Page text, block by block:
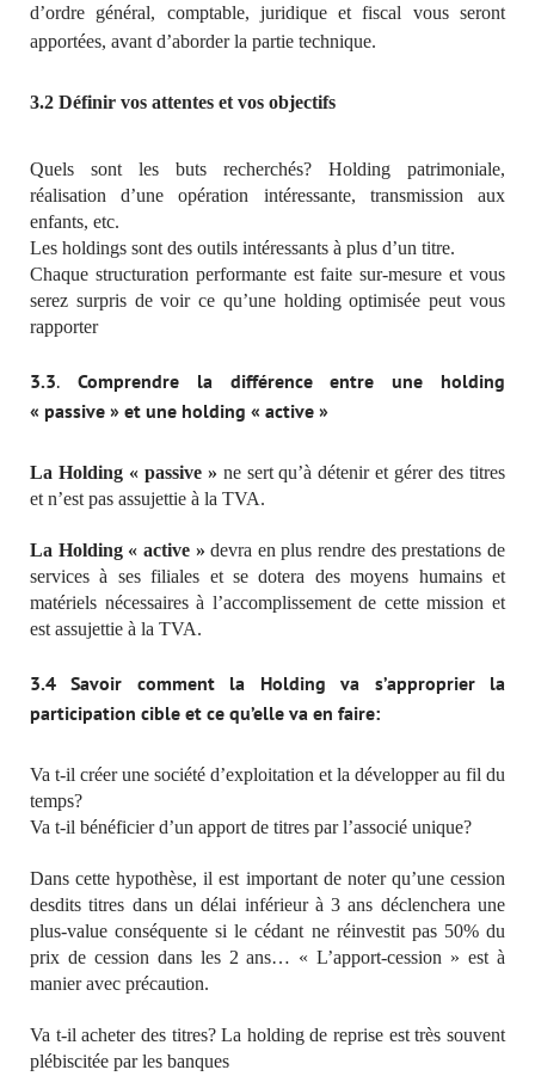
d’ordre général, comptable, juridique et fiscal vous seront
apportées, avant d’aborder la partie technique.
3.2 Définir vos attentes et vos objectifs
Quels sont les buts recherchés? Holding patrimoniale,
réalisation d’une opération intéressante, transmission aux
enfants, etc.
Les holdings sont des outils intéressants à plus d’un titre.
Chaque structuration performante est faite sur-mesure et vous
serez surpris de voir ce qu’une holding optimisée peut vous
rapporter
3.3. Comprendre la différence entre une holding
« passive » et une holding « active »
La Holding « passive » ne sert qu’à détenir et gérer des titres
et n’est pas assujettie à la TVA.
La Holding « active » devra en plus rendre des prestations de
services à ses filiales et se dotera des moyens humains et
matériels nécessaires à l’accomplissement de cette mission et
est assujettie à la TVA.
3.4 Savoir comment la Holding va s’approprier la
participation cible et ce qu’elle va en faire:
Va t-il créer une société d’exploitation et la développer au fil du
temps?
Va t-il bénéficier d’un apport de titres par l’associé unique?
Dans cette hypothèse, il est important de noter qu’une cession
desdits titres dans un délai inférieur à 3 ans déclenchera une
plus-value conséquente si le cédant ne réinvestit pas 50% du
prix de cession dans les 2 ans… « L’apport-cession » est à
manier avec précaution.
Va t-il acheter des titres? La holding de reprise est très souvent
plébiscitée par les banques